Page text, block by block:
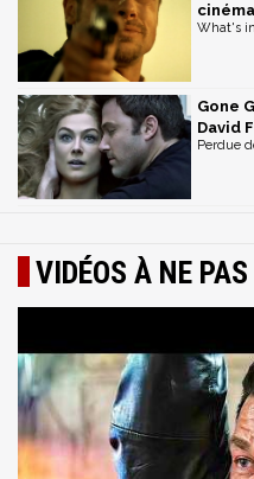
What's
Gone
David
Perdue
VIDÉOS À NE